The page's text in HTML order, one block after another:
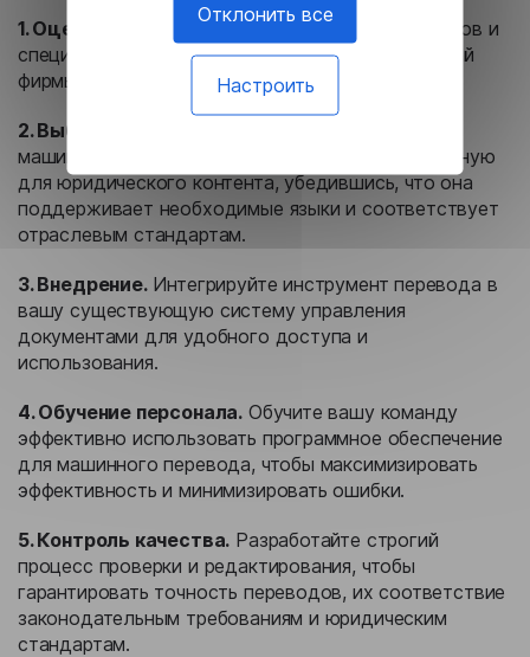
Отклонить все
Настроить
1. Оценка.
Оцените типы юридических документов и
специфические требования к переводу для вашей
фирмы.
2. Выбор инструмента.
машинного перевода, специально предназначенную
для юридического контента, убедившись, что она
поддерживает необходимые языки и соответствует
отраслевым стандартам.
3. Внедрение.Интегрируйте инструмент перевода в
вашу существующую систему управления
документами для удобного доступа и
использования.
4. Обучение персонала. Обучите вашу команду
эффективно использовать программное обеспечение
для машинного перевода, чтобы максимизировать
эффективность и минимизировать ошибки.
5. Контроль качества. Разработайте строгий
процесс проверки и редактирования, чтобы
гарантировать точность переводов, их соответствие
законодательным требованиям и юридическим
стандартам.